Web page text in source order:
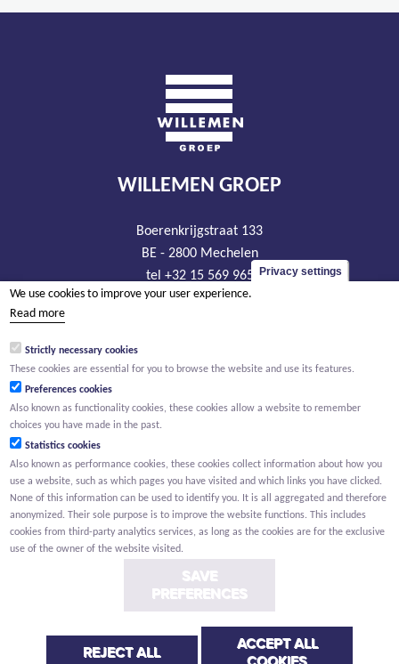
WILLEMEN GROEP
Boerenkrijgstraat 133
BE - 2800 Mechelen
tel +32 15 569 965
groep@willemen.be
RLP Antwerp, department Mechelen
Privacy Cookies Whistleblower report
Privacy settings
We use cookies to improve your user experience.
Read more
Strictly necessary cookies
These cookies are essential for you to browse the website and use its features.
Preferences cookies
Also known as functionality cookies, these cookies allow a website to remember
choices you have made in the past.
Statistics cookies
Also known as performance cookies, these cookies collect information about how you
use a website, such as which pages you have visited and which links you have clicked.
None of this information can be used to identify you. It is all aggregated and therefore
anonymized. Their sole purpose is to improve the website functions. This includes
cookies from third-party analytics services, as long as the cookies are for the exclusive
use of the owner of the website visited.
SAVE
PREFERENCES
REJECT ALL
ACCEPT ALL